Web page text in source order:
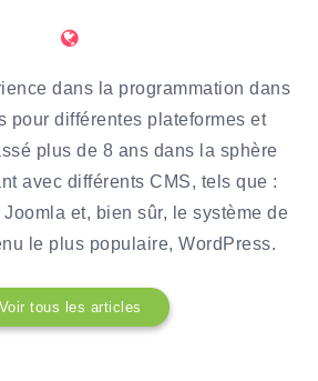
dans la programmation dans
pour différentes plateformes et
plus de 8 ans dans la sphère
avec différents CMS, tels que :
et, bien sûr, le système de
le plus populaire, WordPress.
Voir tous les articles